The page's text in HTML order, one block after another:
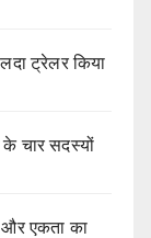
ट्रेलर किया
के चार सदस्यों
और एकता का